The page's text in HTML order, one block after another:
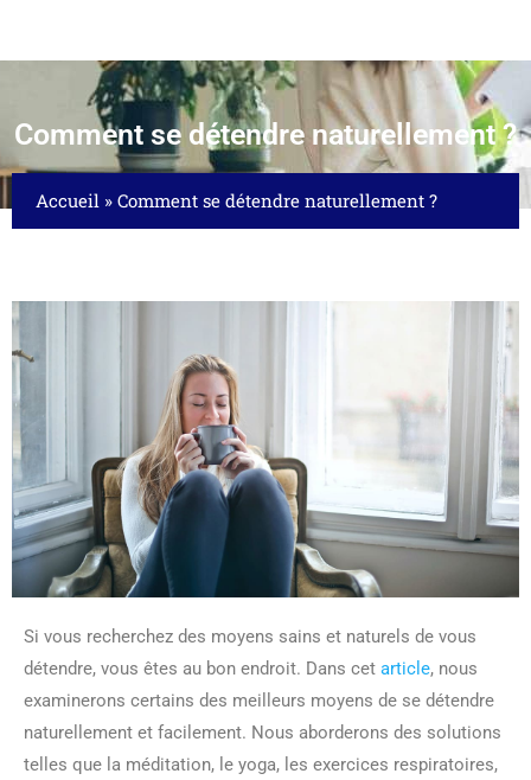
Comment se détendre naturellement ?
Accueil » Comment se détendre naturellement ?
Si vous recherchez des moyens sains et naturels de vous
détendre, vous êtes au bon endroit. Dans cet article, nous
examinerons certains des meilleurs moyens de se détendre
naturellement et facilement. Nous aborderons des solutions
telles que la méditation, le yoga, les exercices respiratoires,